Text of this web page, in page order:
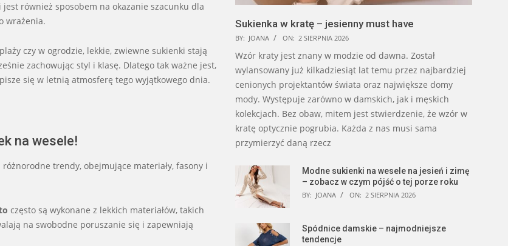
również sposobem na okazanie szacunku dla
wrażenia.
czy w ogrodzie, lekkie, zwiewne sukienki stają
zachowując styl i klasę. Dlatego tak ważne jest,
się w letnią atmosferę tego wyjątkowego dnia.
na wesele!
trendy, obejmujące materiały, fasony i
często są wykonane z lekkich materiałów, takich
na swobodne poruszanie się i zapewniają
Sukienka w kratę – jesienny must have
BY: JOANA ON: 2 SIERPNIA 2026
Wzór kraty jest znany w modzie od dawna. Został
wylansowany już kilkadziesiąt lat temu przez najbardziej
cenionych projektantów świata oraz największe domy
mody. Występuje zarówno w damskich, jak i męskich
kolekcjach. Bez obaw, mitem jest stwierdzenie, że wzór w
kratę optycznie pogrubia. Każda z nas musi sama
przymierzyć daną rzecz
Modne sukienki na wesele na jesień i zimę
– zobacz w czym pójść o tej porze roku
BY: JOANA ON: 2 SIERPNIA 2026
Spódnice damskie – najmodniejsze
tendencje